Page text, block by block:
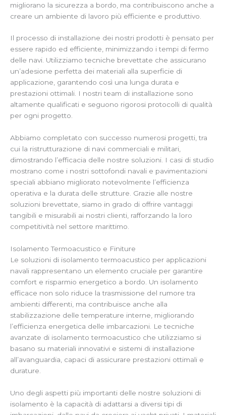
migliorano la sicurezza a bordo, ma contribuiscono anche a
creare un ambiente di lavoro più efficiente e produttivo.
Il processo di installazione dei nostri prodotti è pensato per
essere rapido ed efficiente, minimizzando i tempi di fermo
delle navi. Utilizziamo tecniche brevettate che assicurano
un’adesione perfetta dei materiali alla superficie di
applicazione, garantendo così una lunga durata e
prestazioni ottimali. I nostri team di installazione sono
altamente qualificati e seguono rigorosi protocolli di qualità
per ogni progetto.
Abbiamo completato con successo numerosi progetti, tra
cui la ristrutturazione di navi commerciali e militari,
dimostrando l’efficacia delle nostre soluzioni. I casi di studio
mostrano come i nostri sottofondi navali e pavimentazioni
speciali abbiano migliorato notevolmente l’efficienza
operativa e la durata delle strutture. Grazie alle nostre
soluzioni brevettate, siamo in grado di offrire vantaggi
tangibili e misurabili ai nostri clienti, rafforzando la loro
competitività nel settore marittimo.
Isolamento Termoacustico e Finiture
Le soluzioni di isolamento termoacustico per applicazioni
navali rappresentano un elemento cruciale per garantire
comfort e risparmio energetico a bordo. Un isolamento
efficace non solo riduce la trasmissione del rumore tra
ambienti differenti, ma contribuisce anche alla
stabilizzazione delle temperature interne, migliorando
l’efficienza energetica delle imbarcazioni. Le tecniche
avanzate di isolamento termoacustico che utilizziamo si
basano su materiali innovativi e sistemi di installazione
all’avanguardia, capaci di assicurare prestazioni ottimali e
durature.
Uno degli aspetti più importanti delle nostre soluzioni di
isolamento è la capacità di adattarsi a diversi tipi di